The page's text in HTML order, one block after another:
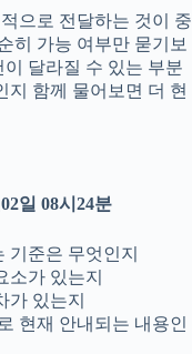
으로 전달하는 것이 중
히 가능 여부만 묻기보
달라질 수 있는 부분
지 함께 물어보면 더 현
일 08시24분
기준은 무엇인지
소가 있는지
가 있는지
현재 안내되는 내용인